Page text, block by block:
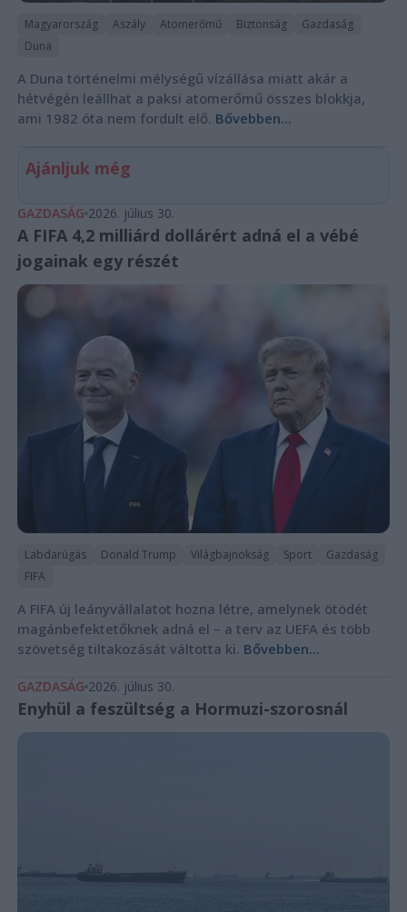
Magyarország Aszály Atomerőmű Biztonság
Gazdaság
Duna
A Duna történelmi mélységű vízállása miatt akár a
hétvégén leállhat a paksi atomerőmű összes blokkja,
ami 1982 óta nem fordult elő. Bővebben...
Ajánljuk még
GAZDASÁG 2026. július 30.
A FIFA 4,2 milliárd dollárért adná el a vébé
jogainak egy részét
Labdarúgás Donald Trump Világbajnokság Sport
Gazdaság
FIFA
A FIFA új leányvállalatot hozna létre, amelynek ötödét
magánbefektetőknek adná el – a terv az UEFA és több
szövetség tiltakozását váltotta ki. Bővebben...
GAZDASÁG 2026. július 30.
Enyhül a feszültség a Hormuzi-szorosnál